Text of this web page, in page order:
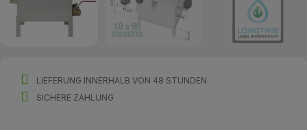
LIEFERUNG INNERHALB VON 48 STUNDEN
SICHERE ZAHLUNG